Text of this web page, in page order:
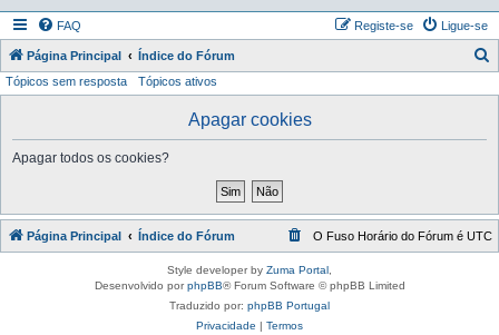
FAQ Ligue-se
Registe-se
Página Principal Índice do Fórum
s
a
Tópicos sem resposta Tópicos ativos
Apagar cookies
Apagar todos os cookies?
Página Principal Índice do Fórum O Fuso Horário do Fórum é UTC
Style developer by Zuma Portal
Desenvolvido porphpBB® Forum Software © phpBB Limited
Traduzido por: phpBB Portugal
Privacidade | Termos